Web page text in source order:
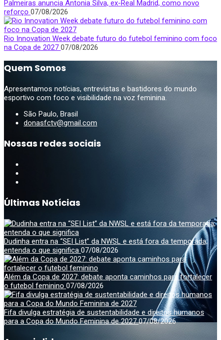
Palmeiras anuncia Antonia Silva, ex-Real Madrid, como novo
reforço 07/08/2026
Rio Innovation Week debate futuro do futebol feminino com foco
na Copa de 2027 07/08/2026
Quem Somos
Apresentamos notícias, entrevistas e bastidores do mundo
esportivo com foco e visibilidade na voz feminina.
São Paulo, Brasil
donasfctv@gmail.com
Nossas redes sociais
Últimas Notícias
Dudinha entra na “SEI List” da NWSL e está fora da temporada;
entenda o que significa 07/08/2026
Além da Copa de 2027: debate aponta caminhos para fortalecer
o futebol feminino 07/08/2026
Fifa divulga estratégia de sustentabilidade e direitos humanos
para a Copa do Mundo Feminina de 202707/08/2026